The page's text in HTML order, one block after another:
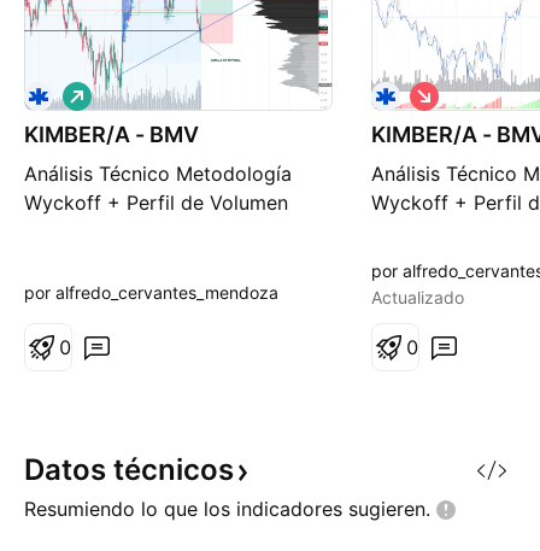
KIMBER/A - BMV
Análisis Técnico Metodología
Wyckoff + Perfil de Volumen
L
a
r
o
por alfredo_cervantes_mendoza
0
KIMBER/A -
Análisis Técnico
Wyckoff + Perfil
C
o
r
o
por
Actualizado
0
Datos técnicos
Resumiendo lo que los indicadores sugieren.